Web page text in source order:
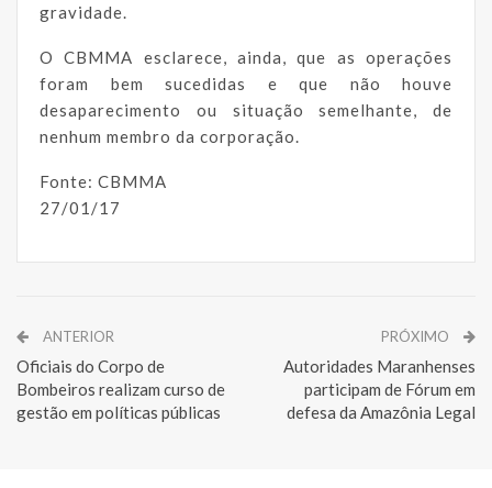
gravidade.
O CBMMA esclarece, ainda, que as operações
foram bem sucedidas e que não houve
desaparecimento ou situação semelhante, de
nenhum membro da corporação.
Fonte: CBMMA
27/01/17
ANTERIOR
Oficiais do Corpo de
Bombeiros realizam curso de
gestão em políticas públicas
PRÓXIMO
Autoridades Maranhenses
participam de Fórum em
defesa da Amazônia Legal